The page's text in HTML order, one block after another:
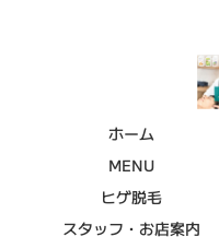
ホーム
MENU
ヒゲ脱毛
スタッフ・お店案内